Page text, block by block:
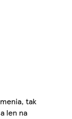
tak
len na